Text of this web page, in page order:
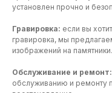
установлен прочно и
Гравировка: если вы
гравировка, мы
изображений на памятники.
Обслуживание и ремонт:
обслуживанию и ремонту